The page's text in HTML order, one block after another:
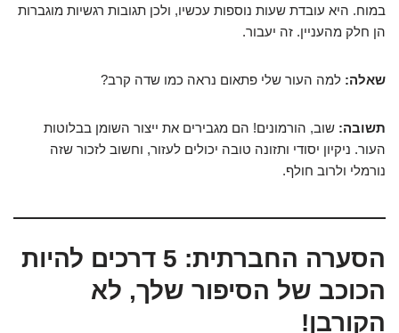
במוח. היא עובדת שעות נוספות עכשיו, ולכן תגובות רגשיות מוגברות
הן חלק מהעניין. זה יעבור.
שאלה: למה העור שלי פתאום נראה כמו שדה קרב?
תשובה: שוב, הורמונים! הם מגבירים את ייצור השומן בבלוטות
העור. ניקיון יסודי ותזונה טובה יכולים לעזור, וחשוב לזכור שזה
נורמלי ולרוב חולף.
הסערה החברתית: 5 דרכים להיות
הכוכב של הסיפור שלך, לא
הקורבן!